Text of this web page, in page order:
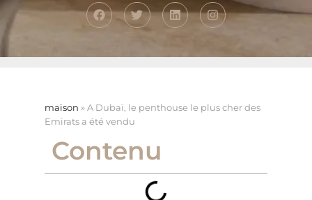
maison » A Dubaï, le penthouse le plus cher des
Emirats a été vendu
Contenu